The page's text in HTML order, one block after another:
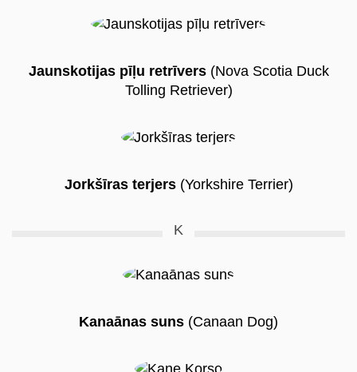
Jaunskotijas pīļu retrīvers(Nova Scotia Duck
Tolling Retriever)
Jorkšīras terjers(Yorkshire Terrier)
K
Kanaānas suns (Canaan Dog)